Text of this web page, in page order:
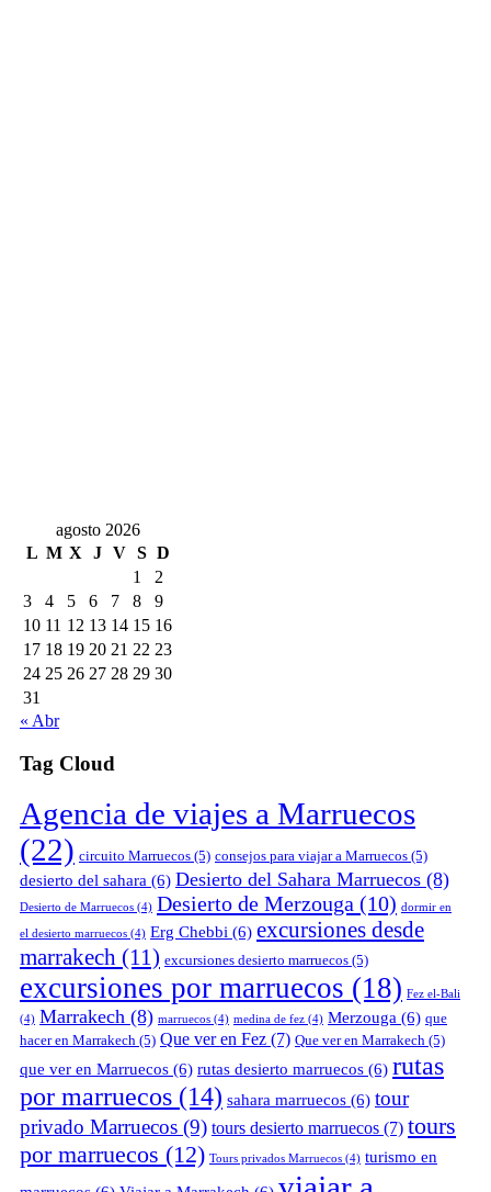
agosto 2026
L M X J V S D
1
2
3
4 5 6 7 8
9
10 11 12 13 14 15 16
17 18 19 20 21 22 23
24 25 26 27 28 29 30
31
« Abr
Tag Cloud
Agencia de viajes a Marruecos
(22) circuito Marruecos (5) consejos para viajar a Marruecos (5)
desierto del sahara (6) Desierto del Sahara Marruecos (8)
Desierto de Marruecos (4) Desierto de Merzouga (10) dormir en
el desierto marruecos (4) Erg Chebbi (6) excursiones desde
marrakech (11) excursiones desierto marruecos (5)
excursiones por marruecos (18) Fez el-Bali
(4) Marrakech (8) marruecos (4) medina de fez (4) Merzouga (6) que
hacer en Marrakech (5) Que ver en Fez (7) Que ver en Marrakech (5)
que ver en Marruecos (6) rutas desierto marruecos (6) rutas
por marruecos (14) sahara marruecos (6) tour
privado Marruecos (9) tours desierto marruecos (7) tours
por marruecos (12) Tours privados Marruecos (4) turismo en